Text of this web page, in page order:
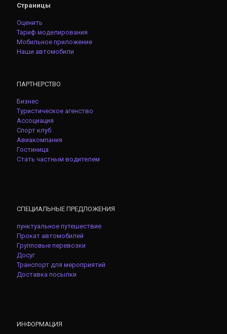
Страницы
Оценить
Тариф моделирования
Мобильное приложение
Наши автомобили
ПАРТНЕРСТВО
Бизнес
Туристическое агенство
Ассоциация
Спорт клуб
Авиакомпания
Гостиница
Стать частным водителем
СПЕЦИАЛЬНЫЕ ПРЕДЛОЖЕНИЯ
пунктуальное путешествие
Прокат автомобилей
Групповые перевозки
Досуг
Транспорт для мероприятий
Доставка посылки
ИНФОРМАЦИЯ